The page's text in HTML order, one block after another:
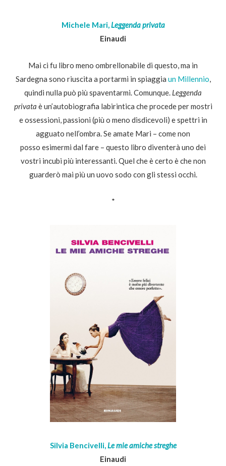
Michele Mari,Leggenda privata
Einaudi
Mai ci fu libro meno ombrellonabile di questo, ma in
Sardegna sono riuscita a portarmi in spiaggia un Millennio,
quindi nulla può più spaventarmi. Comunque. Leggenda
privata è un’autobiografia labirintica che procede per mostri
e ossessioni, passioni (più o meno disdicevoli) e spettri in
agguato nell’ombra. Se amate Mari – come non
posso esimermi dal fare – questo libro diventerà uno dei
vostri incubi più interessanti. Quel che è certo è che non
guarderò mai più un uovo sodo con gli stessi occhi.
*
Silvia Bencivelli,Le mie amiche streghe
Einaudi